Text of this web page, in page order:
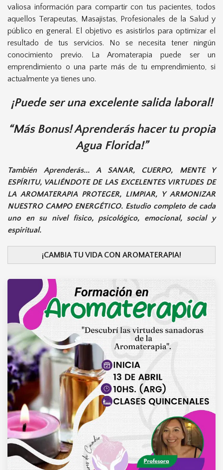
valiosa información para compartir con tus pacientes, todos
aquellos Terapeutas, Masajistas, Profesionales de la Salud y
público en general. El objetivo es asistirlos para optimizar el
resultado de tus servicios. No se necesita tener ningún
conocimiento previo. La Aromaterapia puede ser un
emprendimiento o una parte más de tu emprendimiento, si
actualmente ya tienes uno.
¡Puede ser una excelente salida laboral!
Más Bonus! Aprenderás hacer tu propia
Agua Florida!
También Aprenderás... A SANAR, CUERPO, MENTE Y
ESPÍRITU, VALIÉNDOTE DE LAS EXCELENTES VIRTUDES DE
LA AROMATERAPIA PROTEGER, LIMPIAR, Y ARMONIZAR
NUESTRO CAMPO ENERGÉTICO. Estudio completo de cada
uno en su nivel físico, psicológico, emocional, social y
espiritual.
¡CAMBIA TU VIDA CON AROMATERAPIA!